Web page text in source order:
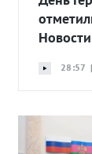
28:57